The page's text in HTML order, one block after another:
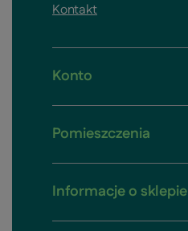
Kontakt
Konto
Pomieszczenia
Informacje o sklepie